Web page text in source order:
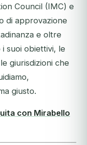
Council (IMC) e
di approvazione
e oltre
i suoi obiettivi, le
giurisdizioni che
giusto.
con Mirabello